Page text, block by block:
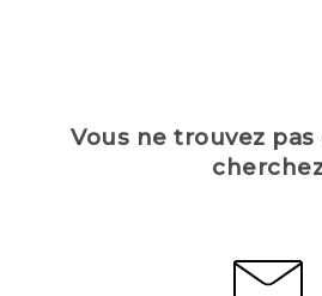
Vous ne trouvez pas